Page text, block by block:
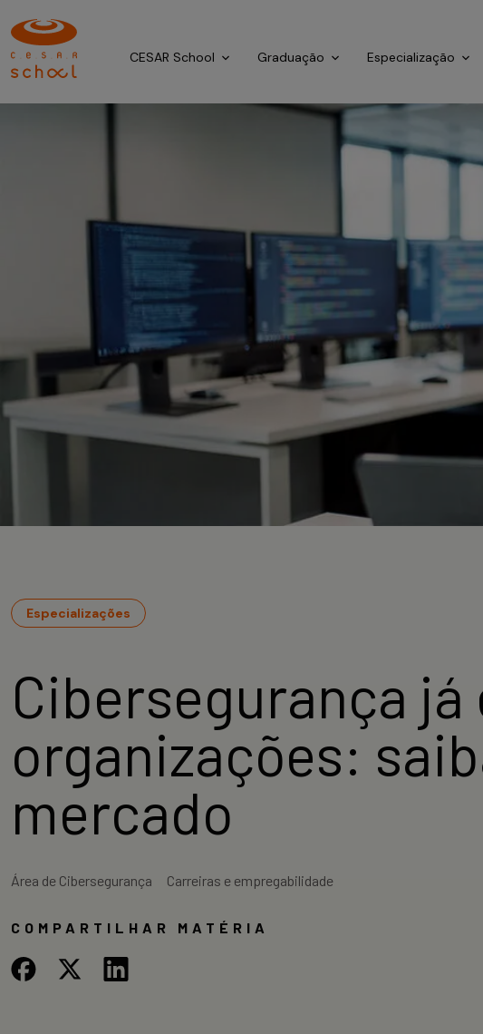
CESAR School Graduação Especialização
Especializações
Cibersegurança
organizações:
mercado
Área de Cibersegurança Carreiras e empregabilidade
COMPARTILHAR MATÉRIA